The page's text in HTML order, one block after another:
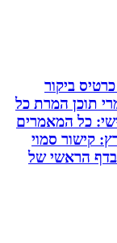
ביקור
24 מאמרי תוכן המרת כל
המאמרים
סמוי
של